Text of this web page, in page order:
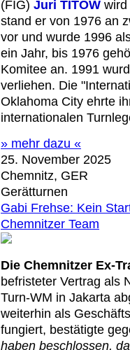
(FIG) Juri TITOW wird
stand er von 1976 an
vor und wurde 1996
ein Jahr, bis 1976
Komitee an. 1991
verliehen. Die
Oklahoma City ehrte
internationalen
» mehr dazu «
25. November 2025
Chemnitz, GER
Gerätturnen
Gabi Frehse: Kein
Chemnitzer Team
Die Chemnitzer Ex-
befristeter Vertrag als
Turn-WM in Jakarta
weiterhin als
fungiert, bestätigte
haben beschlossen,